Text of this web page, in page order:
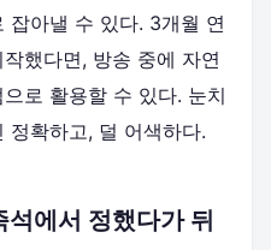
잡아낼 수 있다. 3개월 연
했다면, 방송 중에 자연
로 활용할 수 있다. 눈치
정확하고, 덜 어색하다.
석에서 정했다가 뒤